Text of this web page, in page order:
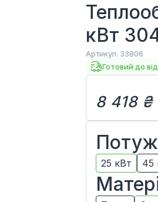
кВт
Артикул: 33806
Готовий до
8 418 ₴
25 кВт 45